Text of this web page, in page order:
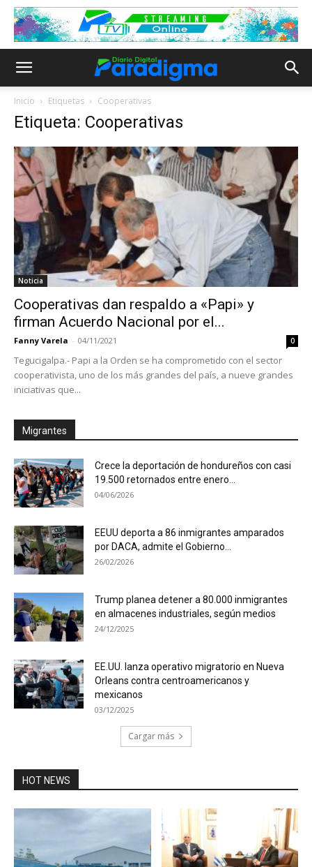
Inicio Etiquetas Cooperativas
Etiqueta: Cooperativas
Noticia
Cooperativas dan respaldo a «Papi» y
firman Acuerdo Nacional por el...
Fanny Varela - 04/11/2021 0
Tegucigalpa.- Papi a la Orden se ha comprometido con el sector
cooperativista, uno de los más grandes del país, a nueve grandes
iniciativas que...
Migrantes
Crece la deportación de hondureños con casi
19.500 retornados entre enero...
04/06/2026
EEUU deporta a 86 inmigrantes amparados
por DACA, admite el Gobierno...
26/02/2026
Trump planea detener a 80.000 inmigrantes
en almacenes industriales, según medios
24/12/2025
EE.UU. lanza operativo migratorio en Nueva
Orleans contra centroamericanos y
mexicanos
03/12/2025
Cargar más
HOT NEWS